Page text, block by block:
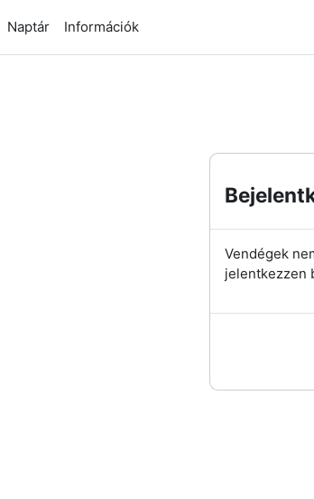
Naptár Információk
Vendégek
jelentkezzen